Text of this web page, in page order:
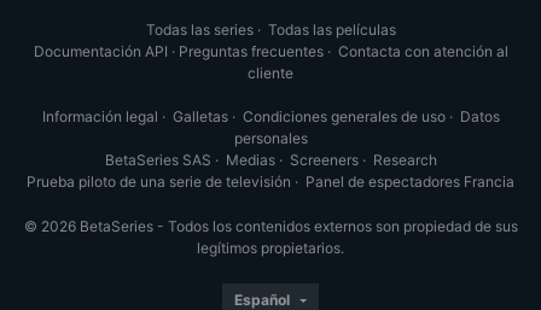
Todas las series· Todas las películas
Documentación API · Preguntas frecuentes· Contacta con atención al
cliente
Información legal · Galletas· Condiciones generales de uso· Datos
personales
BetaSeries SAS · Medias· Screeners· Research
Prueba piloto de una serie de televisión · Panel de espectadores Francia
© 2026 BetaSeries - Todos los contenidos externos son propiedad de sus
legítimos propietarios.
Español